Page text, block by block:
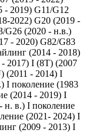
- 2019) G11/G12
2022) G20 (2019 -
G26 (2020 - н.в.)
- 2020) G82/G83
(2014 - 2018)
2017) I (8T) (2007
(2011 - 2014) I
I поколение (1983
(2014 - 2019) I
н. в.) I поколение
(2021- 2024) I
(2009 - 2013) I